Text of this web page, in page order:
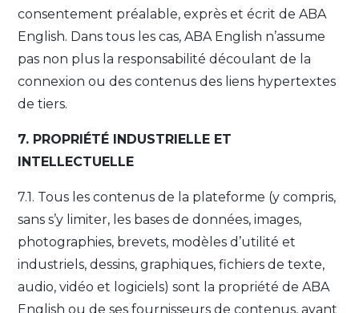
consentement préalable, exprès et écrit de ABA
English. Dans tous les cas, ABA English n’assume
pas non plus la responsabilité découlant de la
connexion ou des contenus des liens hypertextes
de tiers.
7. PROPRIÉTÉ INDUSTRIELLE ET
INTELLECTUELLE
7.1. Tous les contenus de la plateforme (y compris,
sans s’y limiter, les bases de données, images,
photographies, brevets, modèles d’utilité et
industriels, dessins, graphiques, fichiers de texte,
audio, vidéo et logiciels) sont la propriété de ABA
English ou de ses fournisseurs de contenus, ayant